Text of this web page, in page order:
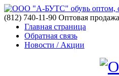
(812) 740-11-90 Оптовая
Главная страница
Обратная связь
Новости / Акции